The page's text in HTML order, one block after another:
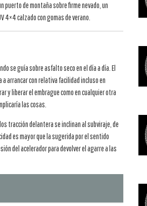
puerto de montaña sobre firme nevado, un
calzado con gomas de verano.
se guía sobre asfalto seco en el día a día. El
arrancar con relativa facilidad incluso en
y liberar el embrague como en cualquier otra
las cosas.
tracción delantera se inclinan al subviraje, de
es mayor que la sugerida por el sentido
del acelerador para devolver el agarre a las